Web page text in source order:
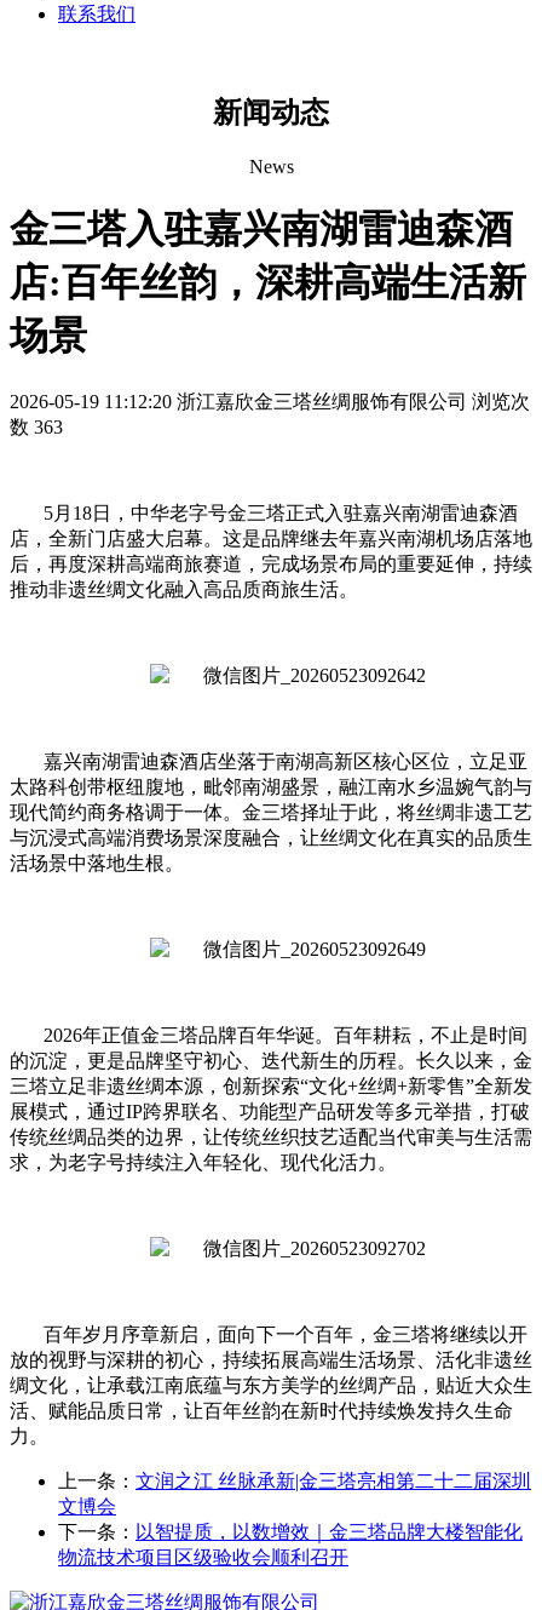
联系我们
新闻动态
News
金三塔入驻嘉兴南湖雷迪森酒
店:百年丝韵，深耕高端生活新
场景
2026-05-19 11:12:20 浙江嘉欣金三塔丝绸服饰有限公司 浏览次
数 363
5月 18日，中华老字号金三塔正式入驻嘉兴南湖雷迪森酒
店，全新门店盛大启幕。这是品牌继去年嘉兴南湖机场店落地
后，再度深耕高端商旅赛道，完成场景布局的重要延伸，持续
推动非遗丝绸文化融入高品质商旅生活。
嘉兴南湖雷迪森酒店坐落于南湖高新区核心区位，立足亚
太路科创带枢纽腹地，毗邻南湖盛景，融江南水乡温婉气韵与
现代简约商务格调于一体。金三塔择址于此，将丝绸非遗工艺
与沉浸式高端消费场景深度融合，让丝绸文化在真实的品质生
活场景中落地生根。
2026年正值金三塔品牌百年华诞。百年耕耘，不止是时间
的沉淀，更是品牌坚守初心、迭代新生的历程。长久以来，金
三塔立足非遗丝绸本源，创新探索“文化+丝绸+新零售”全新发
展模式，通过IP跨界联名、功能型产品研发等多元举措，打破
传统丝绸品类的边界，让传统丝织技艺适配当代审美与生活需
求，为老字号持续注入年轻化、现代化活力。
百年岁月序章新启，面向下一个百年，金三塔将继续以开
放的视野与深耕的初心，持续拓展高端生活场景、活化非遗丝
绸文化，让承载江南底蕴与东方美学的丝绸产品，贴近大众生
活、赋能品质日常，让百年丝韵在新时代持续焕发持久生命
力。
上一条： 文润之江 丝脉承新|金三塔亮相第二十二届深圳
文博会
下一条： 以智提质，以数增效｜金三塔品牌大楼智能化
物流技术项目区级验收会顺利召开